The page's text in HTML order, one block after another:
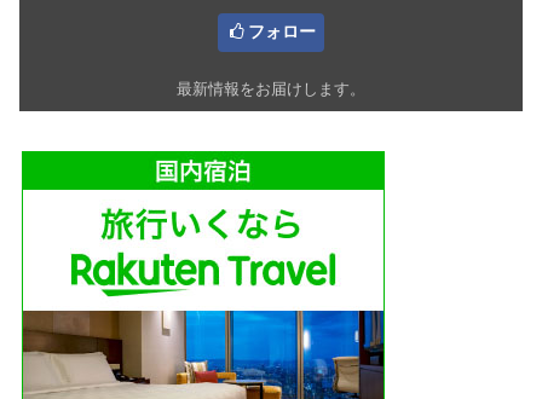
フォロー
最新情報をお届けします。